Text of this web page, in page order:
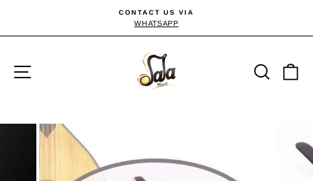
contenu
Diaporama
CONTACT US VIA
WHATSAPP